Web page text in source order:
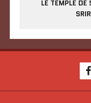
LE TEMPLE DE